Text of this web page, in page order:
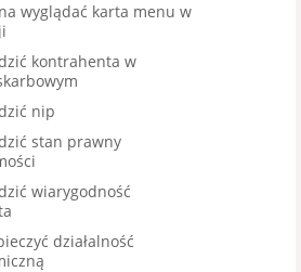
wyglądać karta menu w
kontrahenta w
nip
stan prawny
wiarygodność
działalność